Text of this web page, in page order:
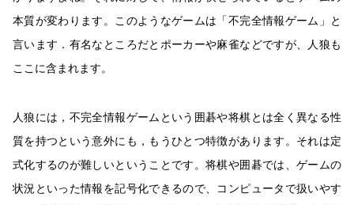
本質が変わります。このようなゲームは「不完全情報ゲーム」と
言います．有名なところだとポーカーや麻雀などですが、人狼も
ここに含まれます。
人狼には，不完全情報ゲームという囲碁や将棋とは全く異なる性
質を持つという意外にも，もうひとつ特徴があります。それは定
式化するのが難しいということです。将棋や囲碁では、ゲームの
状況といった情報を記号化できるので、コンピュータで扱いやす